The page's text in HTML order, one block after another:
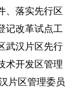
、落实先行区
记改革试点工
武汉片区先行
术开发区管理
片区管理委员